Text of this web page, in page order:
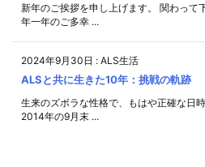
新年のご挨拶を申し上げます。 関わって
年一年のご多幸 ...
2024年9月30日 : ALS生活
ALSと共に生きた10年：挑戦の軌跡
生来のズボラな性格で、もはや正確な日
2014年の9月末 ...